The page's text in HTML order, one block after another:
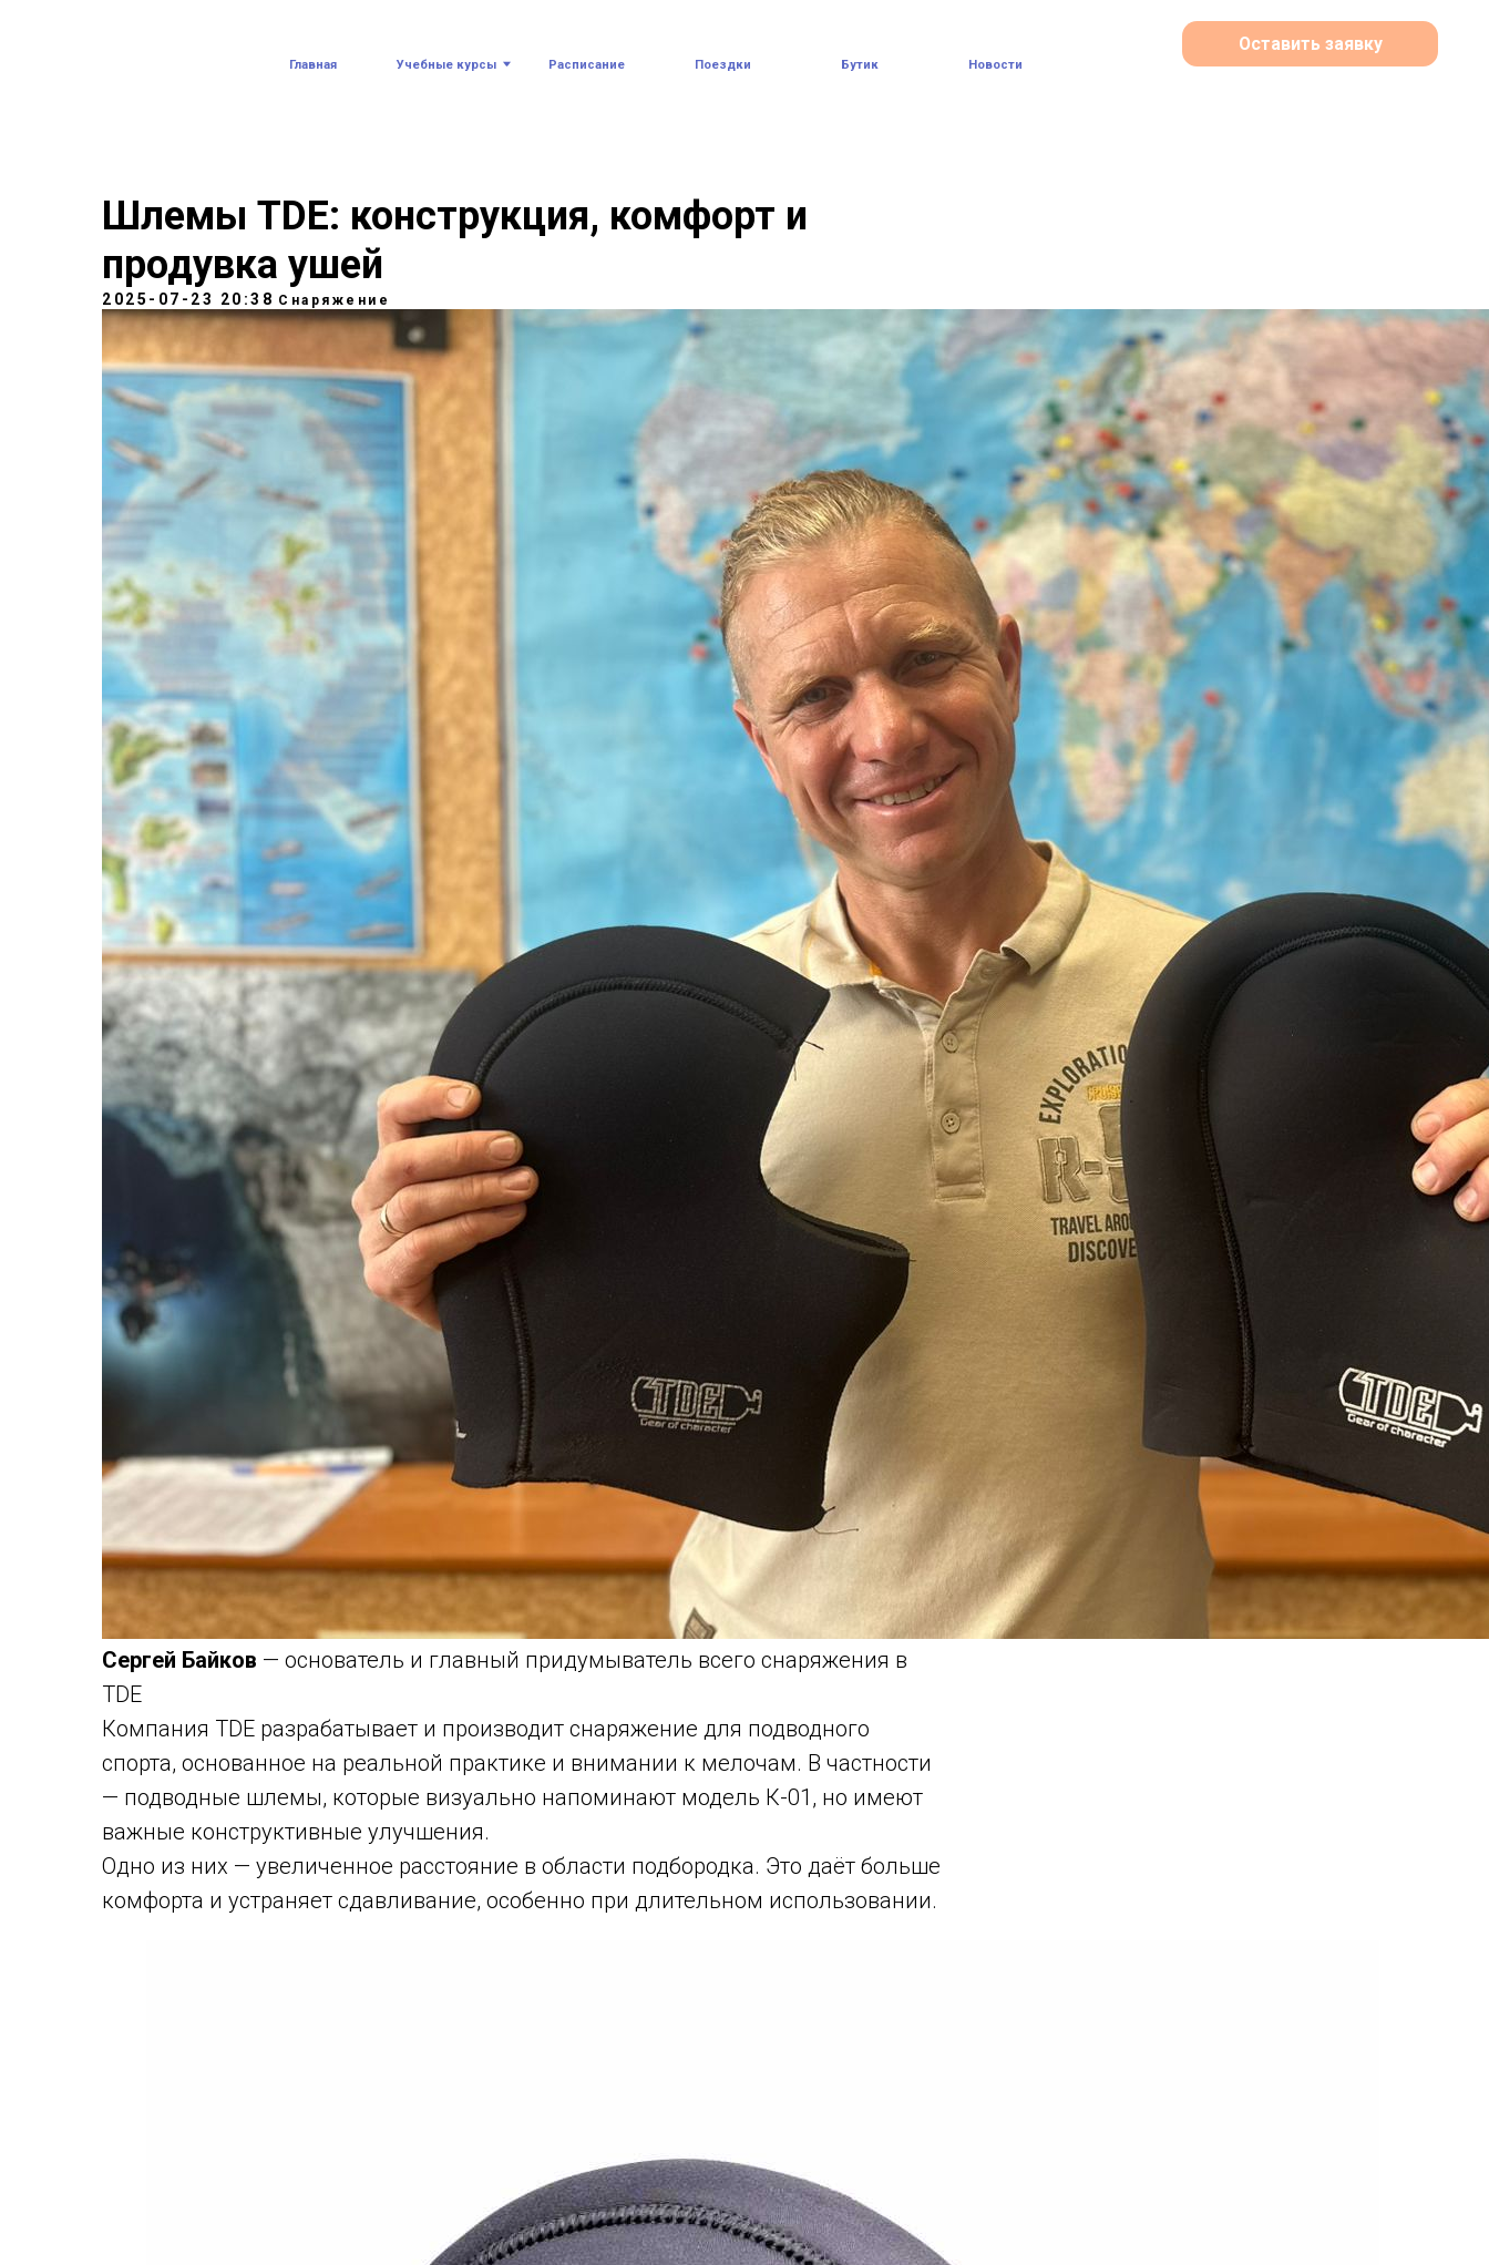
Расписание
Учебные курсы
Главная
Оставить заявку
Шлемы TDE: конструкция, комфорт и
продувка ушей
2025-07-23 20:38 Снаряжение
Сергей Байков — основатель и главный придумыватель всего снаряжения в
TDE
Компания TDE разрабатывает и производит снаряжение для подводного
спорта, основанное на реальной практике и внимании к мелочам. В частности
— подводные шлемы, которые визуально напоминают модель К-01, но имеют
важные конструктивные улучшения.
Одно из них — увеличенное расстояние в области подбородка. Это даёт больше
комфорта и устраняет сдавливание, особенно при длительном использовании.